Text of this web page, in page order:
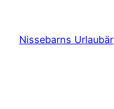
springen
Nissebarns Urlaubär